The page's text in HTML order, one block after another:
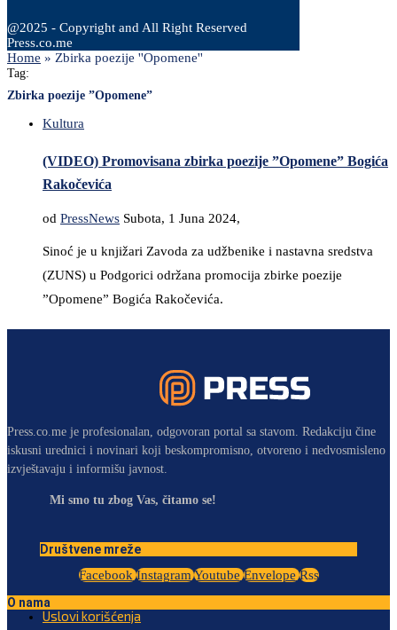
@2025 - Copyright and All Right Reserved
Press.co.me
Home » Zbirka poezije ''Opomene''
Tag:
Zbirka poezije ”Opomene”
Kultura
(VIDEO) Promovisana zbirka poezije ”Opomene” Bogića
Rakočevića
od PressNews Subota, 1 Juna 2024,
Sinoć je u knjižari Zavoda za udžbenike i nastavna sredstva
(ZUNS) u Podgorici održana promocija zbirke poezije
”Opomene” Bogića Rakočevića.
Press.co.me je profesionalan, odgovoran portal sa stavom. Redakciju čine
iskusni urednici i novinari koji beskompromisno, otvoreno i nedvosmisleno
izvještavaju i informišu javnost.
Mi smo tu zbog Vas, čitamo se!
Društvene mreže
Facebook Instagram Youtube Envelope Rss
O nama
Uslovi korišćenja